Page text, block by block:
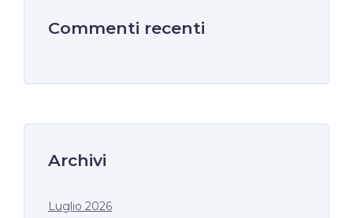
Commenti recenti
Archivi
Luglio 2026